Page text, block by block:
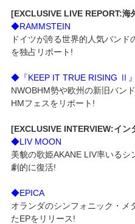
[EXCLUSIVE LIVE REPORT:海
◆RAMMSTEIN
ドイツが誇る世界的人気バン
を独占リポート!
◆『KEEP IT TRUE RISING Ⅱ』
NWOBHM勢や欧州の新旧バン
HMフェスをリポート!
[EXCLUSIVE INTERVIEW:イン
◆LIV MOON
美貌の歌姫AKANE LIV率いる
劇的に復活!
◆EPICA
オランダのシンフォニック・メ
たEPをリリース!